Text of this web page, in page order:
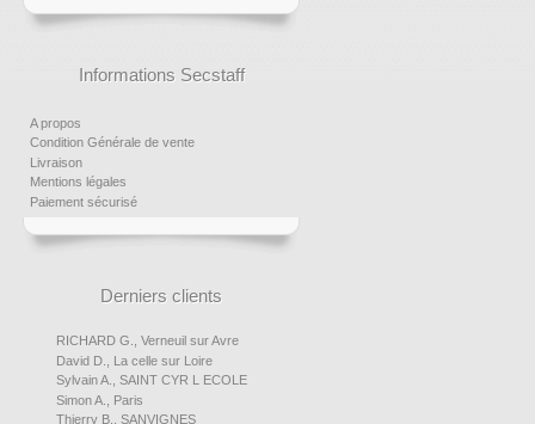
Informations Secstaff
A propos
Condition Générale de vente
Livraison
Mentions légales
Paiement sécurisé
Derniers clients
RICHARD G., Verneuil sur Avre
David D., La celle sur Loire
Sylvain A., SAINT CYR L ECOLE
Simon A., Paris
Thierry B., SANVIGNES